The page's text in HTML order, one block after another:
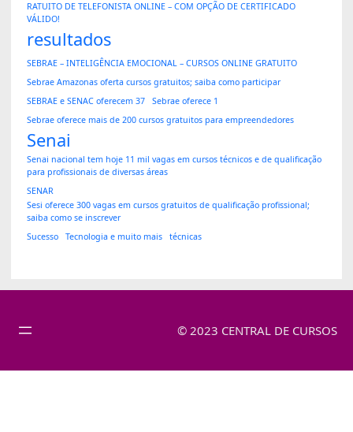
RATUITO DE TELEFONISTA ONLINE – COM OPÇÃO DE CERTIFICADO
VÁLIDO!
resultados
SEBRAE – INTELIGÊNCIA EMOCIONAL – CURSOS ONLINE GRATUITO
Sebrae Amazonas oferta cursos gratuitos; saiba como participar
SEBRAE e SENAC oferecem 37
Sebrae oferece 1
Sebrae oferece mais de 200 cursos gratuitos para empreendedores
Senai
Senai nacional tem hoje 11 mil vagas em cursos técnicos e de qualificação
para profissionais de diversas áreas
SENAR
Sesi oferece 300 vagas em cursos gratuitos de qualificação profissional;
saiba como se inscrever
Sucesso
Tecnologia e muito mais técnicas
© 2023 CENTRAL DE CURSOS